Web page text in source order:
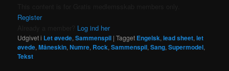
Register
Log ind her
Udgivet i Let øvede,Sammenspil |Tagget Engelsk,lead sheet,let
øvede,Måneskin,Numre, Rock,Sammenspil,Sang,Supermodel,
Tekst